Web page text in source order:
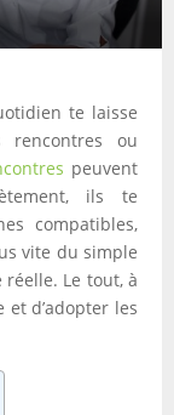
te laisse
ou
peuvent
ils te
compatibles,
vite du simple
Le tout, à
d’adopter les